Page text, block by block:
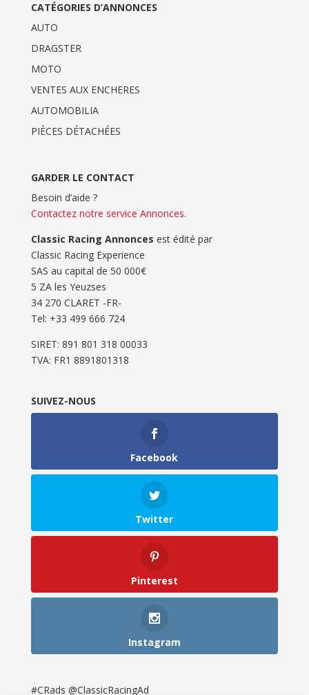
CATÉGORIES D’ANNONCES
AUTO
DRAGSTER
MOTO
VENTES AUX ENCHERES
AUTOMOBILIA
PIÈCES DÉTACHÉES
GARDER LE CONTACT
Besoin d’aide ?
Contactez notre service Annonces.
Classic Racing Annonces est édité par
Classic Racing Experience
SAS au capital de 50 000€
5 ZA les Yeuzses
34 270 CLARET -FR-
Tel: ‭+33 499 666 724‬
SIRET: 891 801 318 00033
TVA: FR1 8891801318
SUIVEZ-NOUS
Facebook
Twitter
Pinterest
Instagram
#CRads @ClassicRacingAd